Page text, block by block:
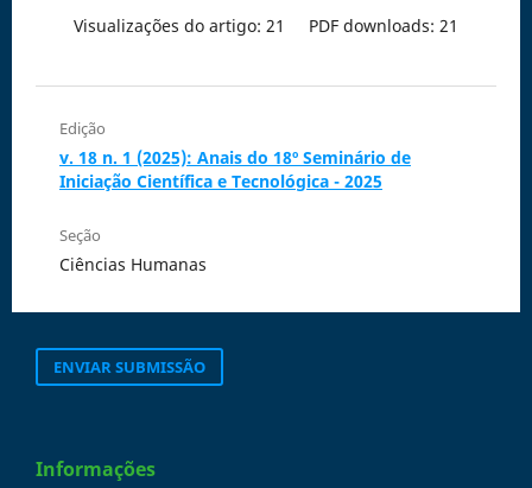
Visualizações do artigo: 21 PDF downloads: 21
Edição
v. 18 n. 1 (2025): Anais do 18º Seminário de
Iniciação Científica e Tecnológica - 2025
Seção
Ciências Humanas
ENVIAR SUBMISSÃO
Informações